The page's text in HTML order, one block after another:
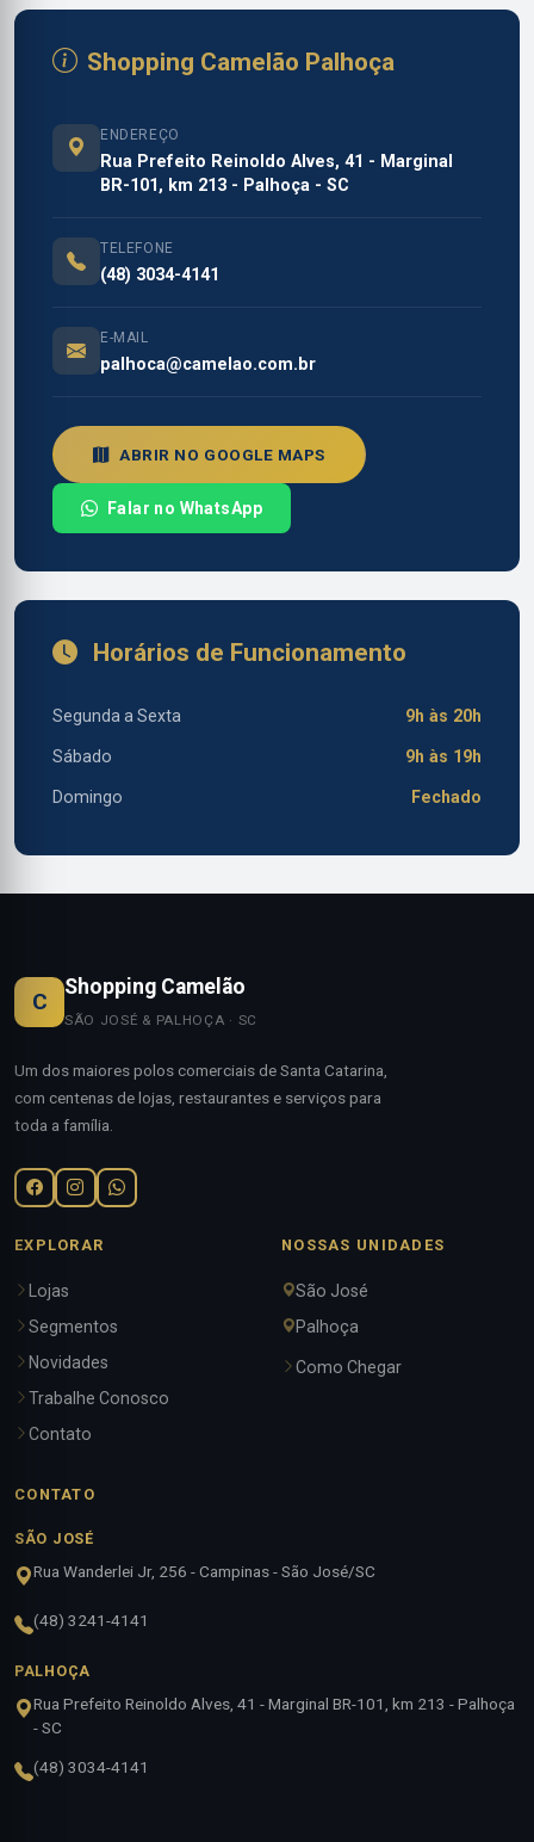
Shopping Camelão Palhoça
ENDEREÇO
Rua Prefeito Reinoldo Alves, 41 - Marginal
BR-101, km 213 - Palhoça - SC
TELEFONE
(48) 3034-4141
E-MAIL
palhoca@camelao.com.br
ABRIR NO GOOGLE MAPS
Falar no WhatsApp
Horários de Funcionamento
Segunda a Sexta 9h às 20h
Sábado 9h às 19h
Domingo Fechado
C
Shopping Camelão
SÃO JOSÉ & PALHOÇA · SC
Um dos maiores polos comerciais de Santa Catarina,
com centenas de lojas, restaurantes e serviços para
toda a família.
EXPLORAR
Lojas
Segmentos
Novidades
Trabalhe Conosco
Contato
NOSSAS UNIDADES
São José
Palhoça
Como Chegar
CONTATO
SÃO JOSÉ
Rua Wanderlei Jr, 256 - Campinas - São José/SC
(48) 3241-4141
PALHOÇA
Rua Prefeito Reinoldo Alves, 41 - Marginal BR-101, km 213 - Palhoça
- SC
(48) 3034-4141